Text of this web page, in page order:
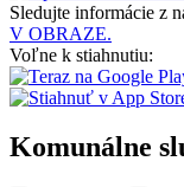
Sledujte informácie z
V OBRAZE.
Voľne k stiahnutiu:
Komunálne